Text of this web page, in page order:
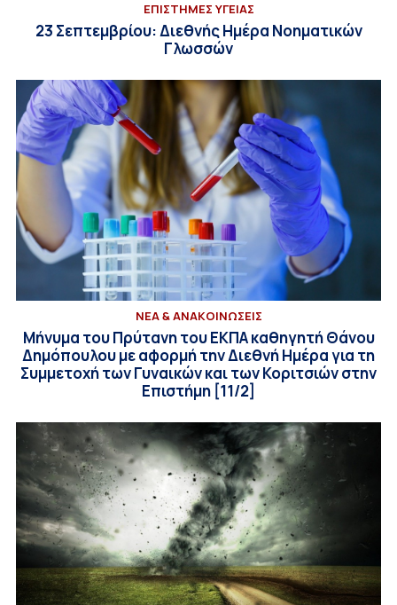
ΕΠΙΣΤΗΜΕΣ ΥΓΕΙΑΣ
23 Σεπτεμβρίου: Διεθνής Ημέρα Νοηματικών
Γλωσσών
ΝΕΑ & ΑΝΑΚΟΙΝΩΣΕΙΣ
Μήνυμα του Πρύτανη του ΕΚΠΑ καθηγητή Θάνου
Δημόπουλου με αφορμή την Διεθνή Ημέρα για τη
Συμμετοχή των Γυναικών και των Κοριτσιών στην
Επιστήμη [11/2]